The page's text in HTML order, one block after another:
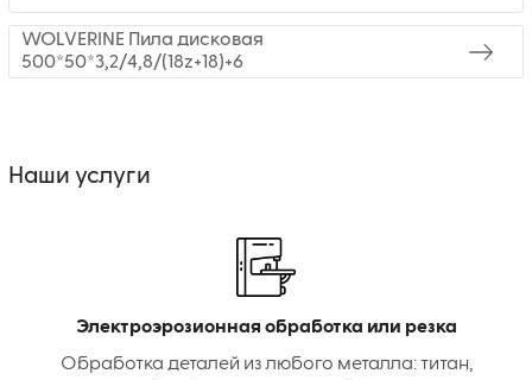
WOLVERINE Пила дисковая
500*50*3,2/4,8/(18z+18)+6
Наши услуги
Электроэрозионная обработка или резка
Обработка деталей из любого металла: титан,